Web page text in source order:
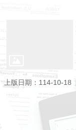
服
務
上版日期：114-10-18